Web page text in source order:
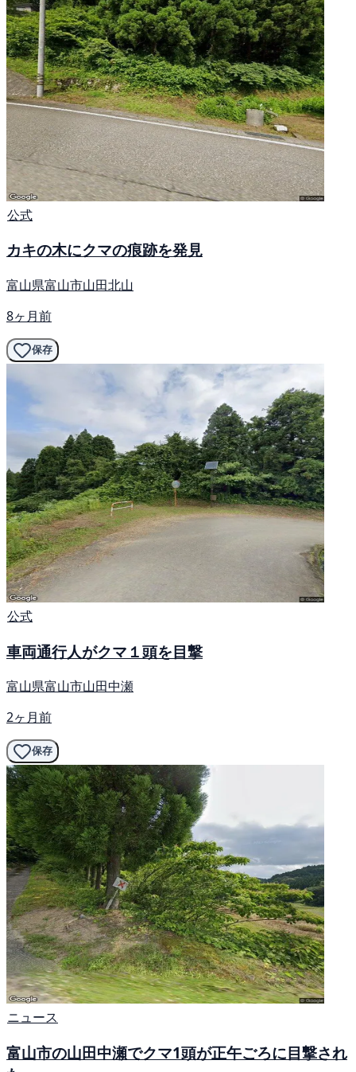
公式
カキの木にクマの痕跡を発見
富山県富山市山田北山
8ヶ月前
保存
公式
車両通行人がクマ１頭を目撃
富山県富山市山田中瀬
2ヶ月前
保存
ニュース
富山市の山田中瀬でクマ1頭が正午ごろに目撃され